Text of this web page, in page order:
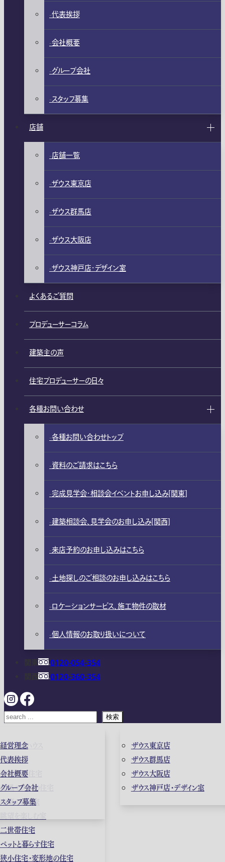
ガレージハウス
高級住宅
店舗併用住宅
和風モダンの住宅
中庭のある家
二世帯住宅
ペットと暮らす住宅
狭小住宅・変形地の住宅
経営理念
代表挨拶
会社概要
グループ会社
スタッフ募集
ザウス東京店
ザウス群馬店
ザウス大阪店
ザウス神戸店・デザイン室
代表挨拶
会社概要
グループ会社
スタッフ募集
店舗
店舗一覧
ザウス東京店
ザウス群馬店
ザウス大阪店
ザウス神戸店・デザイン室
よくあるご質問
プロデューサーコラム
建築主の声
住宅プロデューサーの日々
各種お問い合わせ
各種お問い合わせトップ
資料のご請求はこちら
完成見学会・相談会イベントお申し込み[関東]
建築相談会、見学会のお申し込み[関西]
来店予約のお申し込みはこちら
土地探しのご相談のお申し込みはこちら
ロケーションサービス、施工物件の取材
個人情報のお取り扱いについて
0120-054-354
0120-360-354
検索